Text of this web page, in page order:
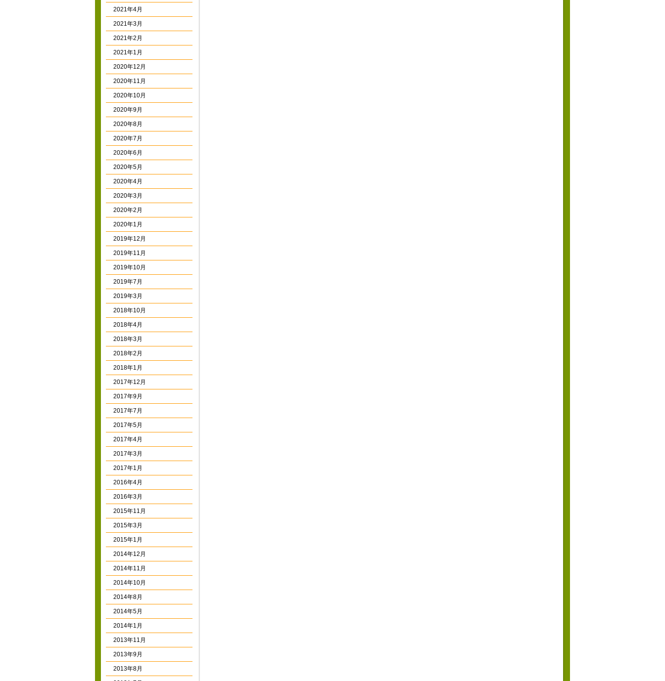
2021年4月
2021年3月
2021年2月
2021年1月
2020年12月
2020年11月
2020年10月
2020年9月
2020年8月
2020年7月
2020年6月
2020年5月
2020年4月
2020年3月
2020年2月
2020年1月
2019年12月
2019年11月
2019年10月
2019年7月
2019年3月
2018年10月
2018年4月
2018年3月
2018年2月
2018年1月
2017年12月
2017年9月
2017年7月
2017年5月
2017年4月
2017年3月
2017年1月
2016年4月
2016年3月
2015年11月
2015年3月
2015年1月
2014年12月
2014年11月
2014年10月
2014年8月
2014年5月
2014年1月
2013年11月
2013年9月
2013年8月